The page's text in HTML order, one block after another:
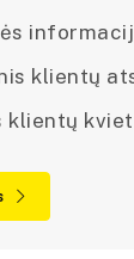
klientų
klientų